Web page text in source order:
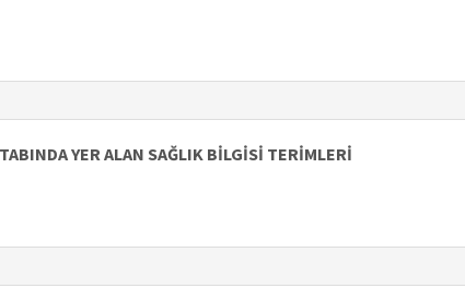
YER ALAN SAĞLIK BİLGİSİ TERİMLERİ